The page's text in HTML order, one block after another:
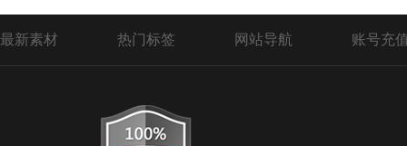
最新素材 热门标签 网站导航 账号充